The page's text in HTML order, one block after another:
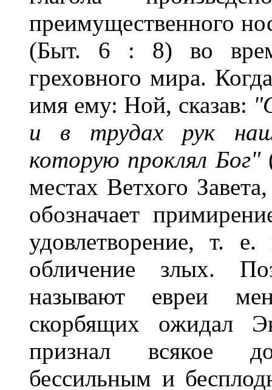
преимущественного
(Быт. 6 : 8) во
греховного мира.
имя ему: Ной, сказав:
и в трудах рук
которую проклял Бог"
местах Ветхого
обозначает
удовлетворение, т.
обличение злых.
называют евреи
скорбящих ожидал
признал всякое
бессильным и